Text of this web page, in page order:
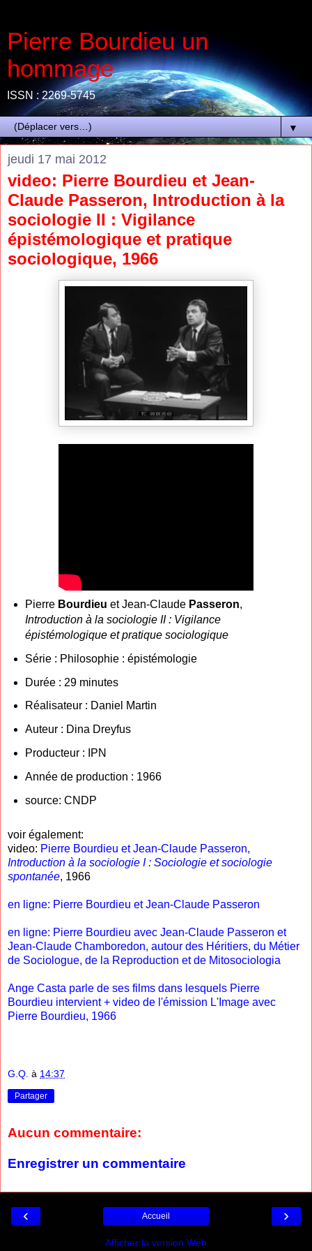
Pierre Bourdieu un
hommage
ISSN : 2269-5745
▼
jeudi 17 mai 2012
video: Pierre Bourdieu et Jean-
Claude Passeron, Introduction à la
sociologie II : Vigilance
épistémologique et pratique
sociologique, 1966
Pierre Bourdieu et Jean-Claude Passeron,
Introduction à la sociologie II : Vigilance
épistémologique et pratique sociologique
Série : Philosophie : épistémologie
Durée : 29 minutes
Réalisateur : Daniel Martin
Auteur : Dina Dreyfus
Producteur : IPN
Année de production : 1966
source: CNDP
voir également:
video: Pierre Bourdieu et Jean-Claude Passeron,
Introduction à la sociologie I : Sociologie et sociologie
spontanée, 1966
en ligne: Pierre Bourdieu et Jean-Claude Passeron
en ligne: Pierre Bourdieu avec Jean-Claude Passeron et
Jean-Claude Chamboredon, autour des Héritiers, du Métier
de Sociologue, de la Reproduction et de Mitosociologia
Ange Casta parle de ses films dans lesquels Pierre
Bourdieu intervient + video de l'émission L'Image avec
Pierre Bourdieu, 1966
G.Q. à 14:37
Partager
Aucun commentaire:
Enregistrer un commentaire
‹ ›
Accueil
Afficher la version Web